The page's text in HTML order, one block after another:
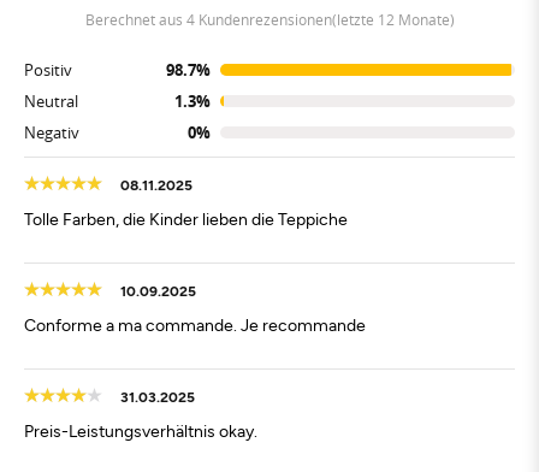
berechnet aus 4 Kundenrezensionen(letzte 12 Monate)
Positiv
98.7%
Neutral
1.3%
Negativ
0%
08.11.2025
Tolle Farben, die Kinder lieben die Teppiche
10.09.2025
Conforme a ma commande. Je recommande
31.03.2025
Preis-Leistungsverhältnis okay.